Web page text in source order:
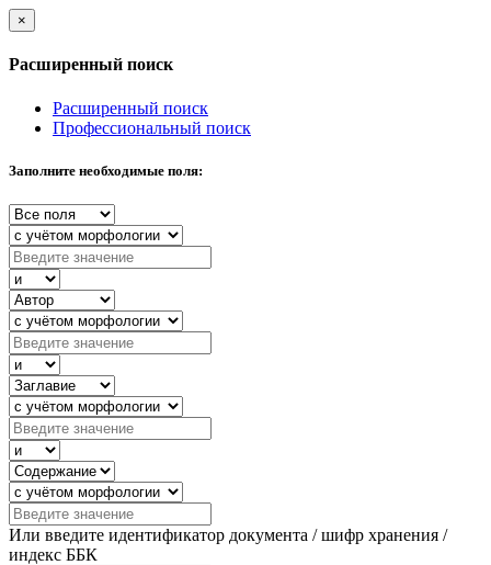
×
Расширенный поиск
Расширенный поиск
Профессиональный поиск
Заполните необходимые поля:
Или введите идентификатор документа / шифр хранения /
индекс ББК